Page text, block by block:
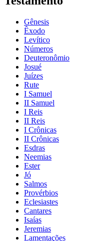
Gênesis
Êxodo
Levítico
Números
Deuteronômio
Josué
Juízes
Rute
I Samuel
II Samuel
I Reis
II Reis
I Crônicas
II Crônicas
Esdras
Neemias
Ester
Jó
Salmos
Provérbios
Eclesiastes
Cantares
Isaías
Jeremias
Lamentações